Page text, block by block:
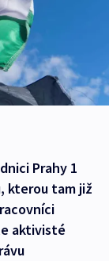
Prahy 1
kterou tam již
aktivisté